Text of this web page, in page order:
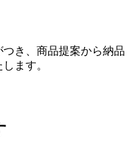
き、商品提案から納品
ます。